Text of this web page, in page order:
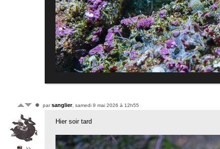
parsanglier, samedi 9 mai 2026 à 12h55
Hier soir tard